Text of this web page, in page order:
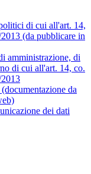
di cui all'art. 14,
(da pubblicare in
amministrazione, di
di cui all'art. 14, co.
da
dei dati